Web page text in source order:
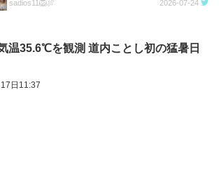
sadios11🦁🍖 2026-07-24
温35.6℃を観測 道内ことし初の猛暑日
日11:37